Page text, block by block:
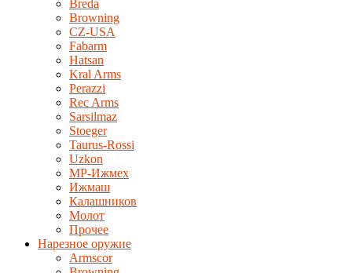
Breda
Browning
CZ-USA
Fabarm
Hatsan
Kral Arms
Perazzi
Rec Arms
Sarsilmaz
Stoeger
Taurus-Rossi
Uzkon
MP-Ижмех
Ижмаш
Калашников
Молот
Прочее
Нарезное оружие
Armscor